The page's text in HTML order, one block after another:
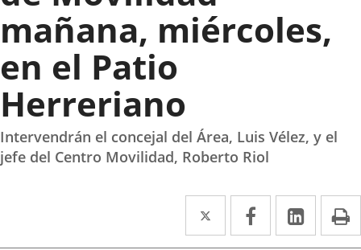
mañana, miércoles,
en el Patio
Herreriano
Intervendrán el concejal del Área, Luis Vélez, y el
jefe del Centro Movilidad, Roberto Riol
Twitter
Enlace
a
Facebook
Enlace
a
Enlace
a